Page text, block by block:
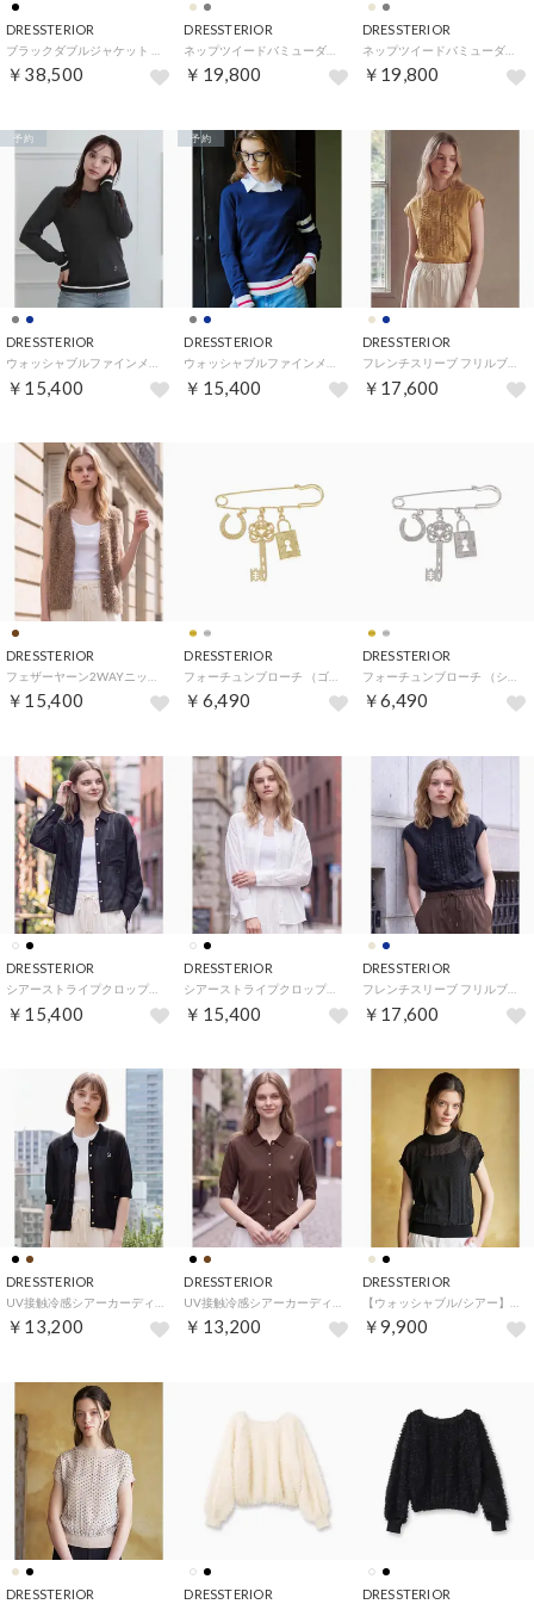
DRESSTERIOR
￥38,500
DRESSTERIOR
￥19,800
DRESSTERIOR
ネップツイードバミューダパンツ （チャコールグレー(413)）
￥19,800
DRESSTERIOR
￥15,400
予約
DRESSTERIOR
￥15,400
予約
DRESSTERIOR
フレンチスリーブ フリルブラウス （ライトベージュ(051)）
￥17,600
DRESSTERIOR
￥15,400
DRESSTERIOR
￥6,490
DRESSTERIOR
￥6,490
DRESSTERIOR
￥15,400
DRESSTERIOR
￥15,400
DRESSTERIOR
フレンチスリーブ フリルブラウス （ネイビー(094)）
￥17,600
DRESSTERIOR
￥13,200
DRESSTERIOR
￥13,200
DRESSTERIOR
￥9,900
DRESSTERIOR DRESSTERIOR DRESSTERIOR